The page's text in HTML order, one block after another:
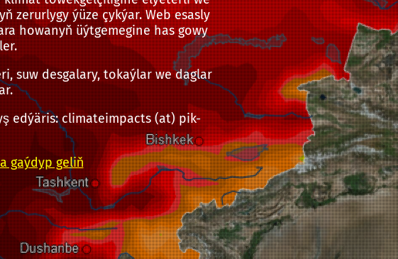
zerurlygy ýüze çykýar. Web esasly
howanyň üýtgemegine has gowy
suw desgalary, tokaýlar we daglar
edýäris: climateimpacts (at) pik-
gaýdyp geliň